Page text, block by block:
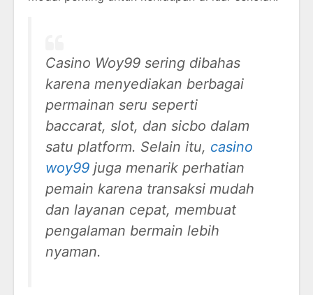
Casino Woy99 sering dibahas
karena menyediakan berbagai
permainan seru seperti
baccarat, slot, dan sicbo dalam
satu platform. Selain itu, casino
woy99 juga menarik perhatian
pemain karena transaksi mudah
dan layanan cepat, membuat
pengalaman bermain lebih
nyaman.